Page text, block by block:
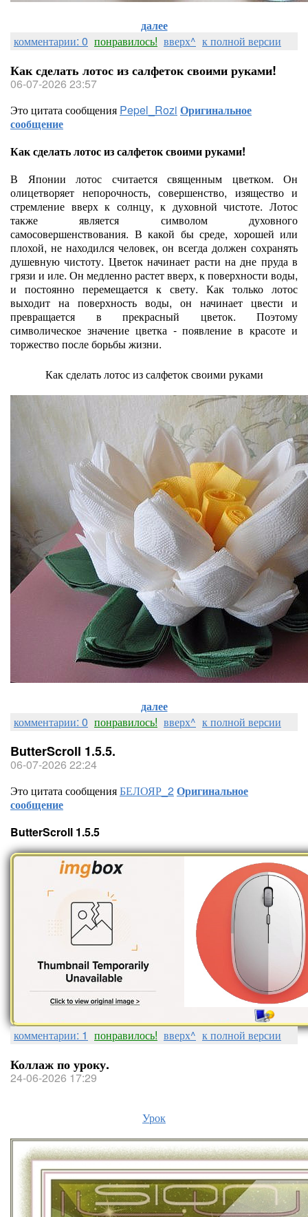
далее
комментарии: 0 понравилось! вверх^ к полной версии
Как сделать лотос из салфеток своими руками!
06-07-2026 23:57
Это цитата сообщения Pepel_Rozi Оригинальное
сообщение
Как сделать лотос из салфеток своими руками!
В Японии лотос считается священным цветком. Он
олицетворяет непорочность, совершенство, изящество и
стремление вверх к солнцу, к духовной чистоте. Лотос
также является символом духовного
самосовершенствования. В какой бы среде, хорошей или
плохой, не находился человек, он всегда должен сохранять
душевную чистоту. Цветок начинает расти на дне пруда в
грязи и иле. Он медленно растет вверх, к поверхности воды,
и постоянно перемещается к свету. Как только лотос
выходит на поверхность воды, он начинает цвести и
превращается в прекрасный цветок. Поэтому
символическое значение цветка - появление в красоте и
торжество после борьбы жизни.
Как сделать лотос из салфеток своими руками
далее
комментарии: 0 понравилось! вверх^ к полной версии
ButterScroll 1.5.5.
06-07-2026 22:24
Это цитата сообщенияБЕЛОЯР_2Оригинальное
сообщение
ButterScroll 1.5.5
комментарии: 1 понравилось! вверх^ к полной версии
Коллаж по уроку.
24-06-2026 17:29
Урок